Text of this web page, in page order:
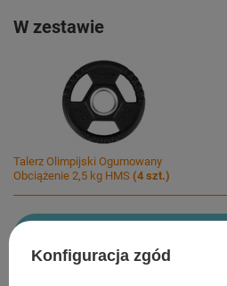
W zestawie
Talerz Olimpijski Ogumowany
Obciążenie 2,5 kg HMS (4 szt.)
Konfiguracja zgód